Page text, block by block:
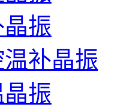
振
补晶振
振